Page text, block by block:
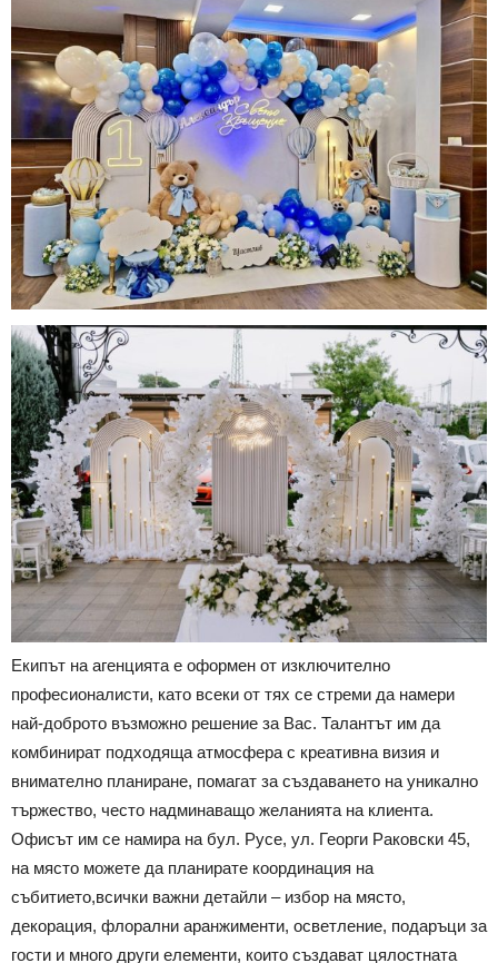
Екипът на агенцията е оформен от изключително
професионалисти, като всеки от тях се стреми да намери
най-доброто възможно решение за Вас. Талантът им да
комбинират подходяща атмосфера с креативна визия и
внимателно планиране, помагат за създаването на уникално
тържество, често надминаващо желанията на клиента.
Офисът им се намира на бул. Русе, ул. Георги Раковски 45,
на място можете да планирате координация на
събитието,всички важни детайли – избор на място,
декорация, флорални аранжименти, осветление, подаръци за
гости и много други елементи, които създават цялостната